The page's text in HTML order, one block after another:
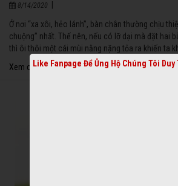
8/14/2020
Ở nơi “xa xôi, hẻo lánh”, bàn chân thường chịu
chuộng” nhất. Thế nên, nếu có lỡ dại mà đặt hai
thì ôi thôi một cái mùi nằng nặng tỏa ra khiến ta
Xem chi tiếtLike Fanpage Để Ủng Hộ Chúng Tôi